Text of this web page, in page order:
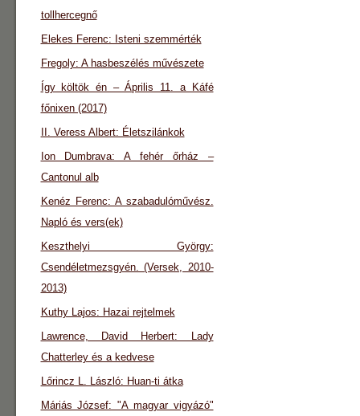
tollhercegnő
Elekes Ferenc: Isteni szemmérték
Fregoly: A hasbeszélés művészete
Így költök én – Április 11. a Káfé
főnixen (2017)
II. Veress Albert: Életszilánkok
Ion Dumbrava: A fehér őrház –
Cantonul alb
Kenéz Ferenc: A szabadulóművész.
Napló és vers(ek)
Keszthelyi György:
Csendéletmezsgyén. (Versek, 2010-
2013)
Kuthy Lajos: Hazai rejtelmek
Lawrence, David Herbert: Lady
Chatterley és a kedvese
Lőrincz L. László: Huan-ti átka
Máriás József: "A magyar vigyázó"